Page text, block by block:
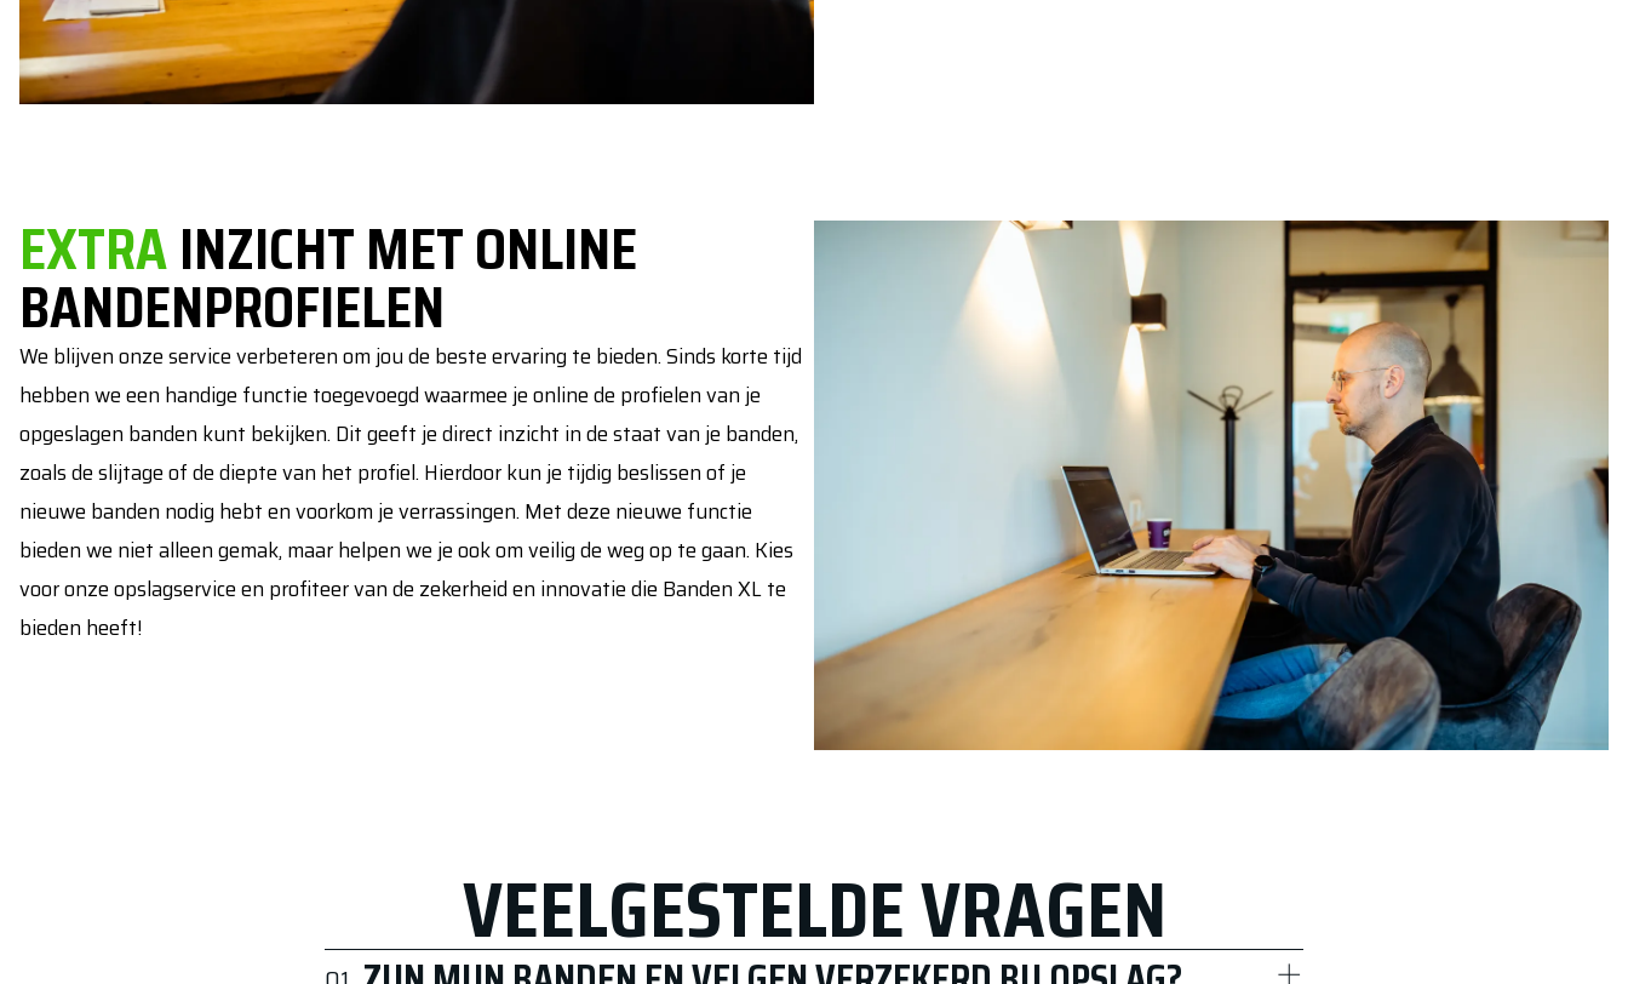
EXTRAINZICHT MET ONLINE
BANDENPROFIELEN
We blijven onze service verbeteren om jou de beste ervaring te bieden. Sinds korte tijd
hebben we een handige functie toegevoegd waarmee je online de profielen van je
opgeslagen banden kunt bekijken. Dit geeft je direct inzicht in de staat van je banden,
zoals de slijtage of de diepte van het profiel. Hierdoor kun je tijdig beslissen of je
nieuwe banden nodig hebt en voorkom je verrassingen. Met deze nieuwe functie
bieden we niet alleen gemak, maar helpen we je ook om veilig de weg op te gaan. Kies
voor onze opslagservice en profiteer van de zekerheid en innovatie die Banden XL te
bieden heeft!
VEELGESTELDE VRAGEN